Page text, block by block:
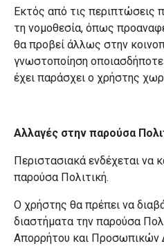
Εκτός από τις περιπτώσεις
τη νομοθεσία, όπως
θα προβεί άλλως στην
γνωστοποίηση
έχει παράσχει ο χρήστης
Αλλαγές στην παρούσα
Περιστασιακά ενδέχεται να
παρούσα Πολιτική.
Ο χρήστης θα πρέπει να
διαστήματα την παρούσα
Απορρήτου και Προσωπικών